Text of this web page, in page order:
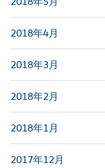
2018年4月
2018年3月
2018年2月
2018年1月
2017年12月